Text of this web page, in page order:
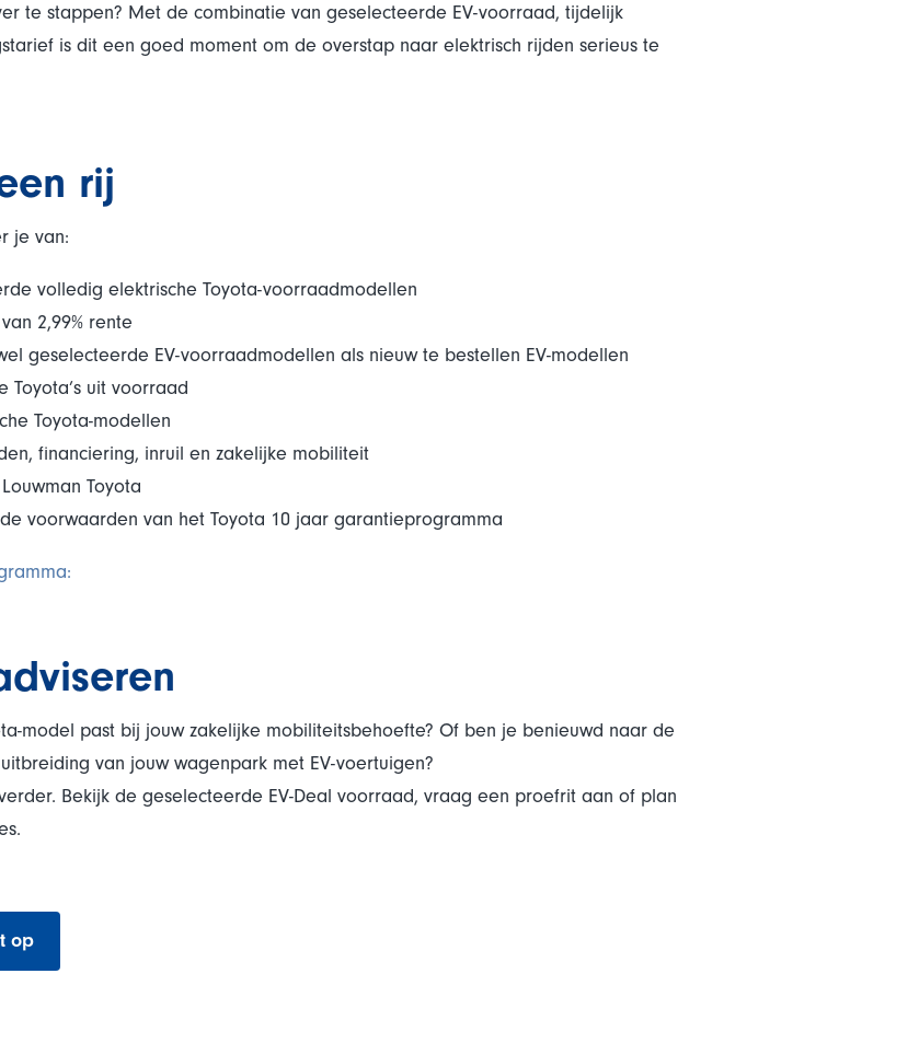
te stappen? Met de combinatie van geselecteerde EV-voorraad, tijdelijk
is dit een goed moment om de overstap naar elektrisch rijden serieus te
rij
je van:
volledig elektrische Toyota-voorraadmodellen
2,99% rente
geselecteerde EV-voorraadmodellen als nieuw te bestellen EV-modellen
Toyota’s uit voorraad
Toyota-modellen
financiering, inruil en zakelijke mobiliteit
Toyota
voorwaarden van het Toyota 10 jaar garantieprogramma
model past bij jouw zakelijke mobiliteitsbehoefte? Of ben je benieuwd naar de
van jouw wagenpark met EV-voertuigen?
Bekijk de geselecteerde EV-Deal voorraad, vraag een proefrit aan of plan
op